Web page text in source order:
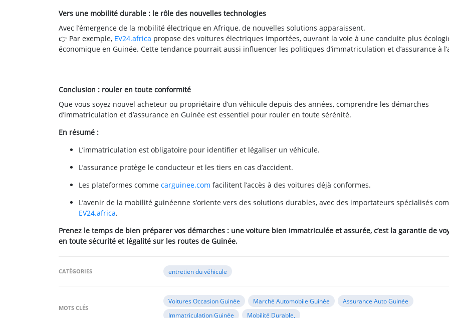
Vers une mobilité durable : le rôle des nouvelles technologies
Avec l’émergence de la mobilité électrique en Afrique, de nouvelles solutions apparaissent.
👉 Par exemple, EV24.africa propose des voitures électriques importées, ouvrant la voie à une conduite plus
économique en Guinée. Cette tendance pourrait aussi influencer les politiques d’immatriculation et d’assurance à
Conclusion : rouler en toute conformité
Que vous soyez nouvel acheteur ou propriétaire d’un véhicule depuis des années, comprendre les démarches
d’immatriculation et d’assurance en Guinée est essentiel pour rouler en toute sérénité.
En résumé :
L’immatriculation est obligatoire pour identifier et légaliser un véhicule.
L’assurance protège le conducteur et les tiers en cas d’accident.
Les plateformes comme carguinee.com facilitent l’accès à des voitures déjà conformes.
L’avenir de la mobilité guinéenne s’oriente vers des solutions durables, avec des importateurs spécialisés
EV24.africa.
Prenez le temps de bien préparer vos démarches : une voiture bien immatriculée et assurée, c’est la garantie de
en toute sécurité et légalité sur les routes de Guinée.
CATÉGORIES entretien du véhicule
MOTS CLÉS
Voitures Occasion Guinée Marché Automobile Guinée
Assurance Auto Guinée
Immatriculation Guinée
Mobilité Durable,